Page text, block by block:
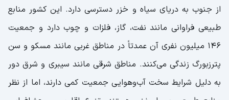
از جنوب به دریای سیاه و خزر دسترسی دارد. این کشور منابع
طبیعی فراوانی مانند نفت، گاز، فلزات و چوب دارد و جمعیت
146 میلیون نفری آن عمدتاً در مناطق غربی مانند مسکو و سن
پترزبورگ زندگی می‌کنند. مناطق شرقی مانند سیبری و شرق دور
به دلیل شرایط سخت آب‌وهوایی جمعیت کمی دارند، اما از نظر